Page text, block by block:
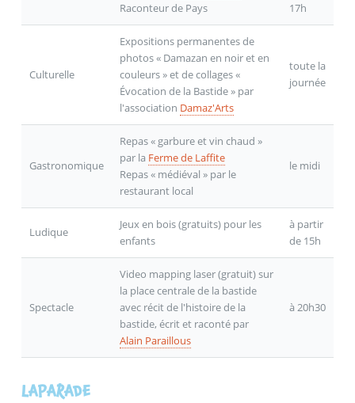
Raconteur de Pays
17h
Culturelle
Expositions permanentes de
photos « Damazan en noir et en
couleurs » et de collages «
Évocation de la Bastide » par
l'association Damaz'Arts
toute la
journée
Gastronomique
Repas « garbure et vin chaud »
par la Ferme de Laffite
Repas « médiéval » par le
restaurant local
le midi
Ludique
Jeux en bois (gratuits) pour les
enfants
à partir
de 15h
Spectacle
Video mapping laser (gratuit) sur
la place centrale de la bastide
avec récit de l'histoire de la
bastide, écrit et raconté par
Alain Paraillous
à 20h30
LAPARADE